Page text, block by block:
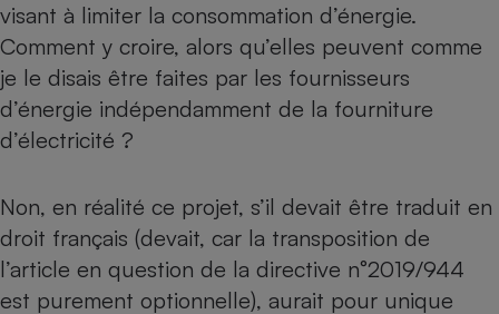
visant à limiter la consommation d’énergie.
Comment y croire, alors qu’elles peuvent comme
je le disais être faites par les fournisseurs
d’énergie indépendamment de la fourniture
d’électricité ?
Non, en réalité ce projet, s’il devait être traduit en
droit français (devait, car la transposition de
l’article en question de la directive n°2019/944
est purement optionnelle), aurait pour unique